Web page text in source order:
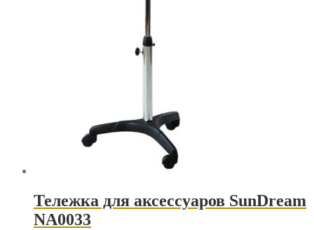
Тележка для аксессуаров SunDream
NA0033